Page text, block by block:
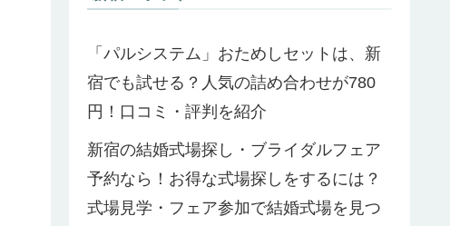
「パルシステム」おためしセットは、新
宿でも試せる？人気の詰め合わせが780
円！口コミ・評判を紹介
新宿の結婚式場探し・ブライダルフェア
予約なら！お得な式場探しをするには？
式場見学・フェア参加で結婚式場を見つ